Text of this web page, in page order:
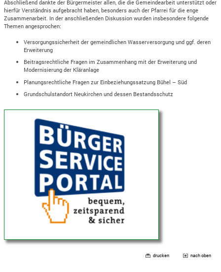
Abschließend dankte der Bürgermeister allen, die die Gemeindearbeit unterstützt oder
hierfür Verständnis aufgebracht haben, besonders auch der Pfarrei für die enge
Zusammenarbeit. In der anschließenden Diskussion wurden insbesondere folgende
Themen angesprochen:
Versorgungssicherheit der gemeindlichen Wasserversorgung und ggf. deren
Erweiterung
Beitragsrechtliche Fragen im Zusammenhang mit der Erweiterung und
Modernisierung der Kläranlage
Planungsrechtliche Fragen zur Einbeziehungssatzung Bühel – Süd
Grundschulstandort Neukirchen und dessen Bestandsschutz
drucken nach oben